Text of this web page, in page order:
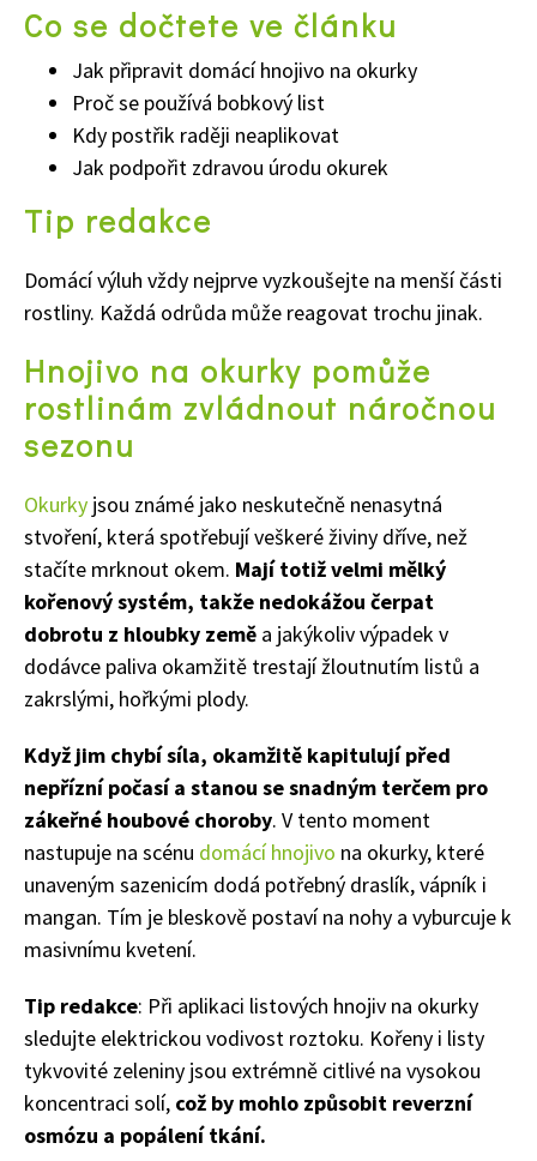
Co se dočtete ve článku
Jak připravit domácí hnojivo na okurky
Proč se používá bobkový list
Kdy postřik raději neaplikovat
Jak podpořit zdravou úrodu okurek
Tip redakce
Domácí výluh vždy nejprve vyzkoušejte na menší části
rostliny. Každá odrůda může reagovat trochu jinak.
Hnojivo na okurky pomůže
rostlinám zvládnout náročnou
sezonu
Okurky jsou známé jako neskutečně nenasytná
stvoření, která spotřebují veškeré živiny dříve, než
stačíte mrknout okem. Mají totiž velmi mělký
kořenový systém, takže nedokážou čerpat
dobrotu z hloubky země a jakýkoliv výpadek v
dodávce paliva okamžitě trestají žloutnutím listů a
zakrslými, hořkými plody.
Když jim chybí síla, okamžitě kapitulují před
nepřízní počasí a stanou se snadným terčem pro
zákeřné houbové choroby. V tento moment
nastupuje na scénu domácí hnojivo na okurky, které
unaveným sazenicím dodá potřebný draslík, vápník i
mangan. Tím je bleskově postaví na nohy a vyburcuje k
masivnímu kvetení.
Tip redakce: Při aplikaci listových hnojiv na okurky
sledujte elektrickou vodivost roztoku. Kořeny i listy
tykvovité zeleniny jsou extrémně citlivé na vysokou
koncentraci solí, což by mohlo způsobit reverzní
osmózu a popálení tkání.